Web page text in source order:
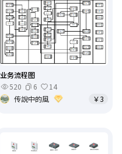
业务流程图
520
6
14
传說中的風
￥3